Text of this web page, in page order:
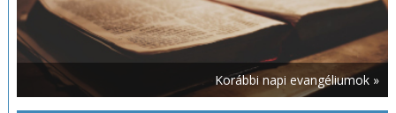
Korábbi napi evangéliumok »